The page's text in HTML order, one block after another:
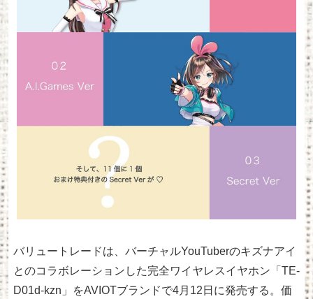
バリュートレードは、バーチャルYouTuberのキズナアイ
とのコラボレーションした完全ワイヤレスイヤホン「TE-
D01d-kzn」をAVIOTブランドで4月12日に発売する。価